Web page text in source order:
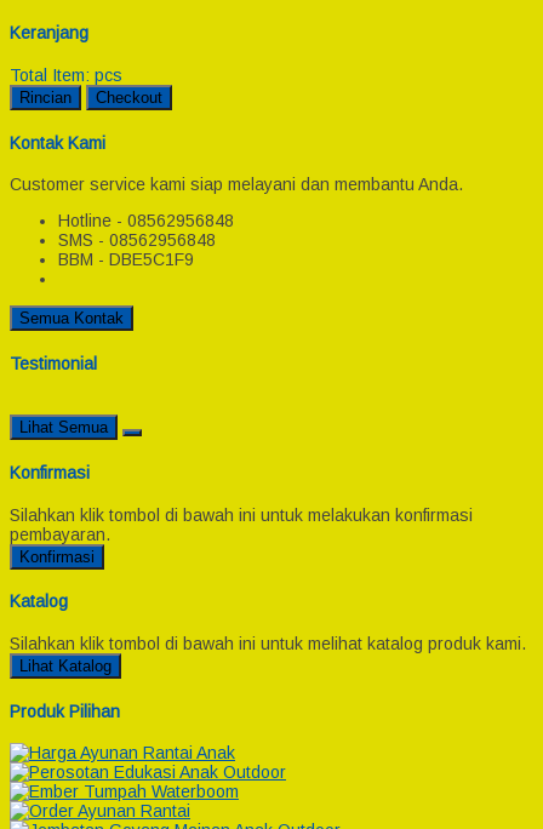
Keranjang
Total Item: pcs
Rincian Checkout
Kontak Kami
Customer service kami siap melayani dan membantu Anda.
Hotline - 08562956848
SMS - 08562956848
BBM - DBE5C1F9
Semua Kontak
Testimonial
Lihat Semua
Konfirmasi
Silahkan klik tombol di bawah ini untuk melakukan konfirmasi
pembayaran.
Konfirmasi
Katalog
Silahkan klik tombol di bawah ini untuk melihat katalog produk kami.
Lihat Katalog
Produk Pilihan